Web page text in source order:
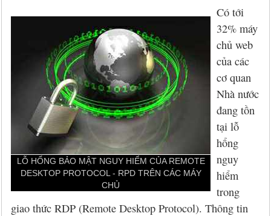
Eset NOD32 2027
Panda 2026, 2027
CMC InfoSec
Sucuri Website Scanner
Bkav Heartbleed Scanner
Cứu dữ liệu bị virus mã hóa
Diệt virus mã hóa dữ liệu
Đặt mua Panda
Đặt mua BullGuard
Đặt mua F-Secure
Đặt mua G DATA
Đặt mua Malwarebytes
Đặt mua Symantec
Chính sách bảo mật
Thông tin về BB.Com.Vn
LỖ HỔNG BẢO MẬT NGUY HIỂM CỦA REMOTE
DESKTOP PROTOCOL - RPD TRÊN CÁC MÁY
CHỦ
Có tới
32% máy
chủ web
của các
cơ quan
Nhà nước
đang tồn
tại lỗ
hổng
nguy
hiểm
trong
giao thức RDP (Remote Desktop Protocol). Thông tin